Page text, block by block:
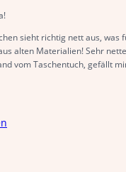
sieht richtig nett aus, was
alten Materialien! Sehr
vom Taschentuch, gefällt